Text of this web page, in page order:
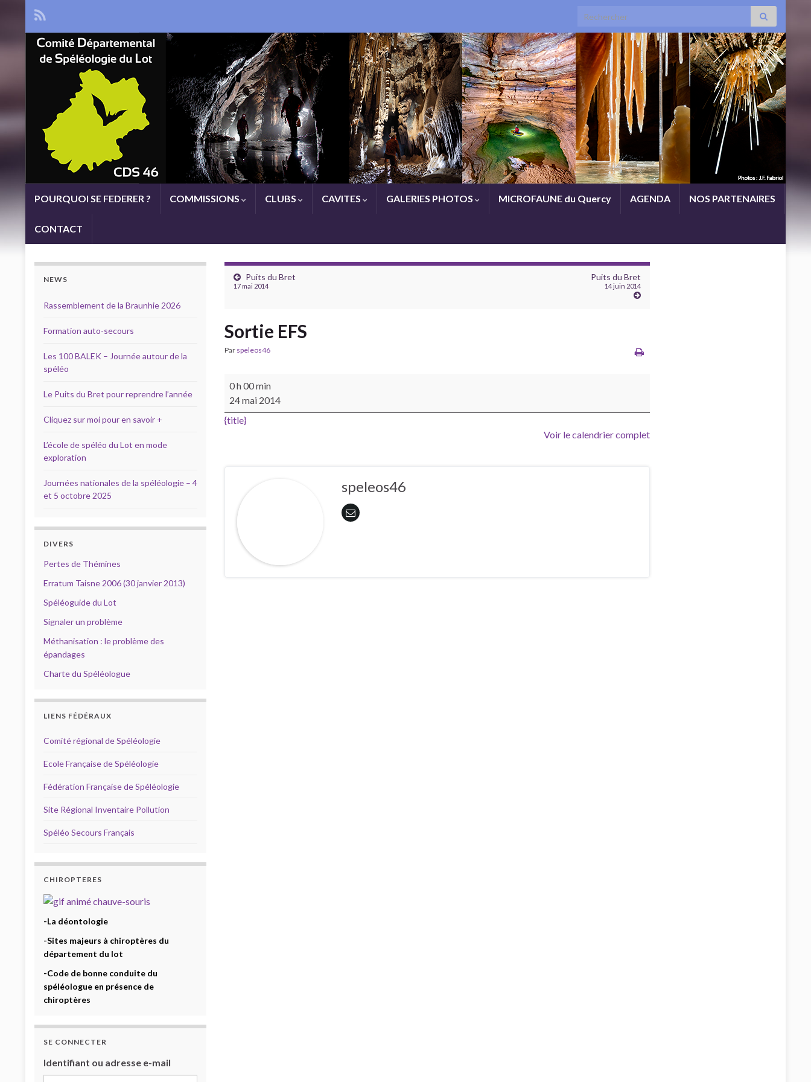
Search for:
POURQUOI SE FEDERER ? COMMISSIONS CLUBS CAVITES GALERIES PHOTOS MICROFAUNE du Quercy AGENDA NOS PARTENAIRES
CONTACT
Puits du Bret
17 mai 2014
Puits du Bret
14 juin 2014
Sortie EFS
Par speleos46
Sortie EFS
0 h 00 min
24 mai 2014
{title}
Voir le calendrier complet
speleos46
NEWS
Rassemblement de la Braunhie 2026
Formation auto-secours
Les 100 BALEK – Journée autour de la
spéléo
Le Puits du Bret pour reprendre l’année
Cliquez sur moi pour en savoir +
L’école de spéléo du Lot en mode
exploration
Journées nationales de la spéléologie – 4
et 5 octobre 2025
DIVERS
Pertes de Thémines
Erratum Taisne 2006 (30 janvier 2013)
Spéléoguide du Lot
Signaler un problème
Méthanisation : le problème des
épandages
Charte du Spéléologue
LIENS FÉDÉRAUX
Comité régional de Spéléologie
Ecole Française de Spéléologie
Fédération Française de Spéléologie
Site Régional Inventaire Pollution
Spéléo Secours Français
CHIROPTERES
-La déontologie
-Sites majeurs à chiroptères du
département du lot
-Code de bonne conduite du
spéléologue en présence de
chiroptères
SE CONNECTER
Identifiant ou adresse e-mail